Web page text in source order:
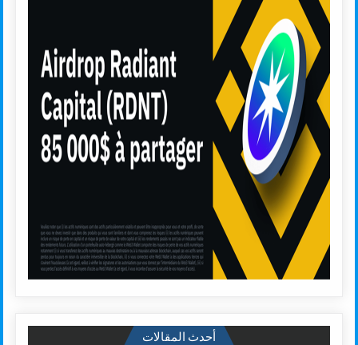
أحدث المقالات